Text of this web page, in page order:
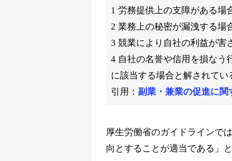
1 労務提供上の支障がある場
2 業務上の秘密が漏洩する場
3 競業により自社の利益が害
4 自社の名誉や信用を損なう
に該当する場合と解されてい
引用： 副業・兼業の促進に関
厚生労働省のガイドラインで
向とすることが適当である」